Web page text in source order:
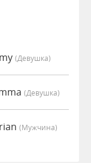
(девушка)
(девушка)
(мужчина)